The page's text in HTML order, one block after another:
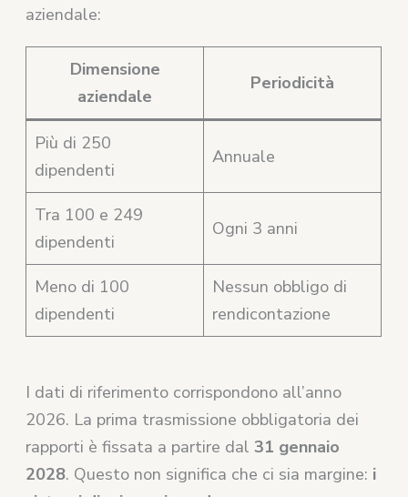
aziendale:
Dimensione
aziendale
Periodicità
Più di 250
dipendenti
Annuale
Tra 100 e 249
dipendenti
Ogni 3 anni
Meno di 100
dipendenti
Nessun obbligo di
rendicontazione
I dati di riferimento corrispondono all’anno
2026. La prima trasmissione obbligatoria dei
rapporti è fissata a partire dal31 gennaio
2028. Questo non significa che ci sia margine: i